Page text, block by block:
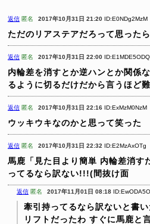
返信 匿名 2017年10月31日 21:20 ID:E0NDg2MzM
ただのリアステアだろって思った
返信 匿名 2017年10月31日 22:00 ID:E1MDE5ODQ
内輪差を消すとか逆ハンとか関係
るように切るだけだから言うほど
返信 匿名 2017年10月31日 22:16 ID:ExMzM0NzM
ウッキウキなのかと思って笑った
返信 匿名 2017年10月31日 22:32 ID:E2MzAxOTg
馬鹿「見た目より簡単 内輪差消す
ってるなら訳ない!!!(間抜け面
返信 匿名 2017年11月01日 08:18
牽引持ってるなら訳ないと書
リフトだったわ すぐに馬鹿と